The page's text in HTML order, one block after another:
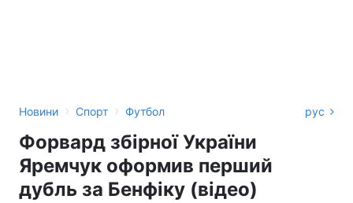
Новини › Спорт › Футбол рус
Форвард збірної України
Яремчук оформив перший
дубль за Бенфіку (відео)